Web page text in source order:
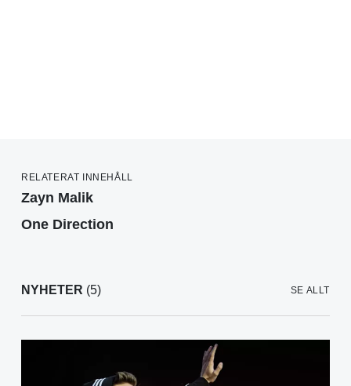
RELATERAT INNEHÅLL
Zayn Malik
One Direction
NYHETER (5) SE ALLT